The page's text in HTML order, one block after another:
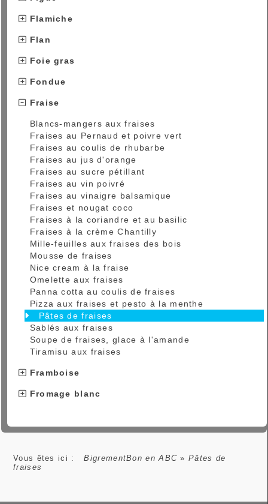
Flamiche
Flan
Foie gras
Fondue
Fraise
Blancs-mangers aux fraises
Fraises au Pernaud et poivre vert
Fraises au coulis de rhubarbe
Fraises au jus d'orange
Fraises au sucre pétillant
Fraises au vin poivré
Fraises au vinaigre balsamique
Fraises et nougat coco
Fraises à la coriandre et au basilic
Fraises à la crème Chantilly
Mille-feuilles aux fraises des bois
Mousse de fraises
Nice cream à la fraise
Omelette aux fraises
Panna cotta au coulis de fraises
Pizza aux fraises et pesto à la menthe
Pâtes de fraises
Sablés aux fraises
Soupe de fraises, glace à l'amande
Tiramisu aux fraises
Framboise
Fromage blanc
Vous êtes ici : BigrementBon en ABC»Pâtes de
fraises